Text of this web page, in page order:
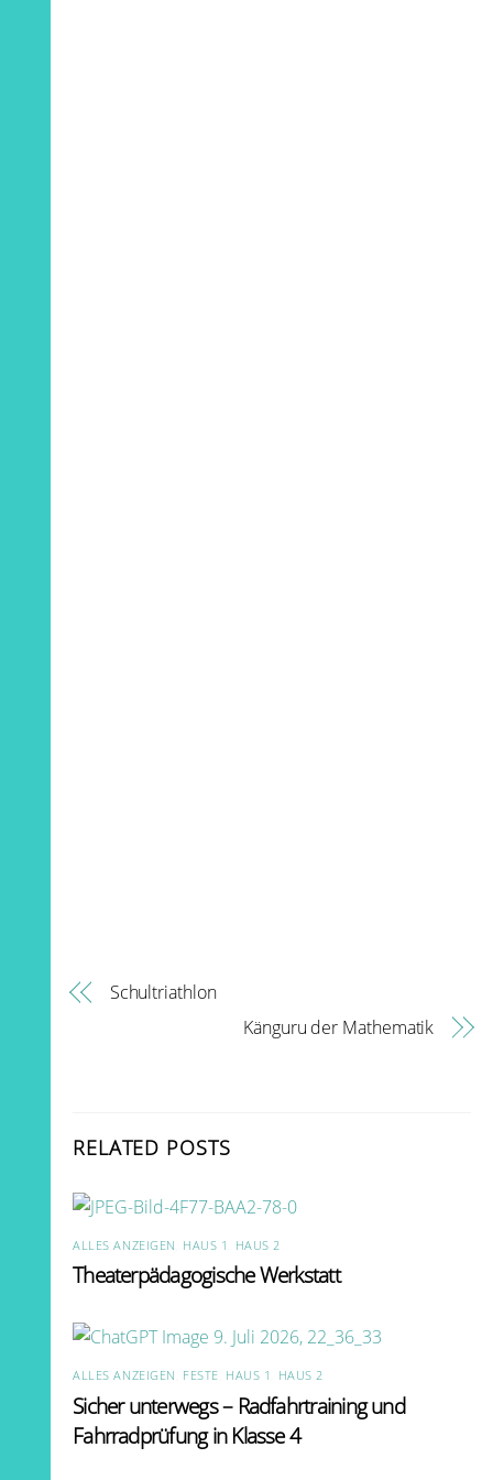
Schultriathlon
Känguru der Mathematik
RELATED POSTS
ALLES ANZEIGEN HAUS 1 HAUS 2
Theaterpädagogische Werkstatt
ALLES ANZEIGEN FESTE HAUS 1 HAUS 2
Sicher unterwegs – Radfahrtraining und
Fahrradprüfung in Klasse 4